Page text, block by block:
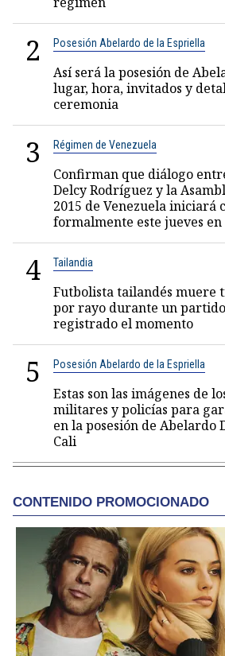
2 Posesión Abelardo de la Espriella
Así será la posesión de
lugar, hora, invitados y
ceremonia
3 Régimen de Venezuela
Confirman que diálogo
Delcy Rodríguez y la
2015 de Venezuela iniciará
formalmente este jueves
4 Tailandia
Futbolista tailandés muere
por rayo durante un
registrado el momento
5 Posesión Abelardo de la Espriella
Estas son las imágenes de
militares y policías para
en la posesión de Abelardo
Cali